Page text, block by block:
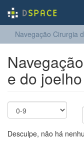
Navegação Cirurgia
e do
Desculpe, não há